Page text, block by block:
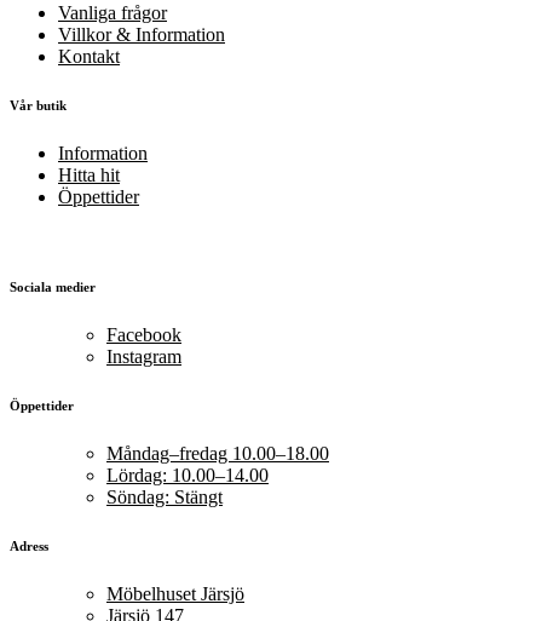
Vanliga frågor
Villkor & Information
Kontakt
Vår butik
Information
Hitta hit
Öppettider
Sociala medier
Facebook
Instagram
Öppettider
Måndag–fredag 10.00–18.00
Lördag: 10.00–14.00
Söndag: Stängt
Adress
Möbelhuset Järsjö
Järsjö 147